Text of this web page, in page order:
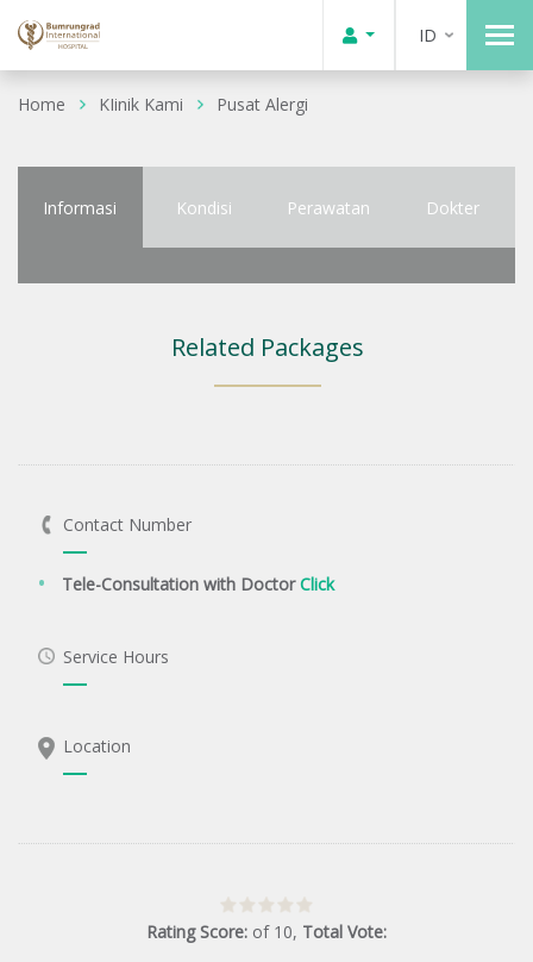
ID
Home KIinik Kami Pusat Alergi
Informasi Kondisi Perawatan Dokter
Related Packages
Contact Number
Tele-Consultation with DoctorClick
Service Hours
Location
Rating Score: of 10, Total Vote: